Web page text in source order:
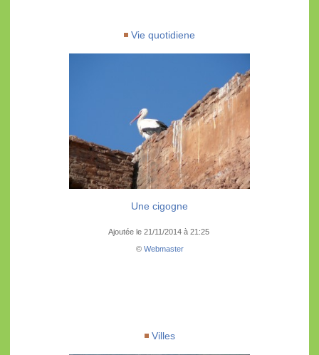
Vie quotidiene
Une cigogne
Ajoutée le 21/11/2014 à 21:25
© Webmaster
Villes